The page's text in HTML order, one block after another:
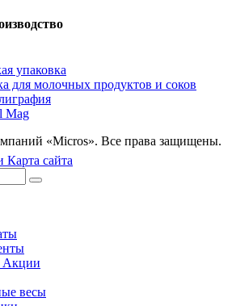
упаковка
для молочных продуктов и соков
Mag
«Micros». Все права защищены.
Карта сайта
Акции
весы